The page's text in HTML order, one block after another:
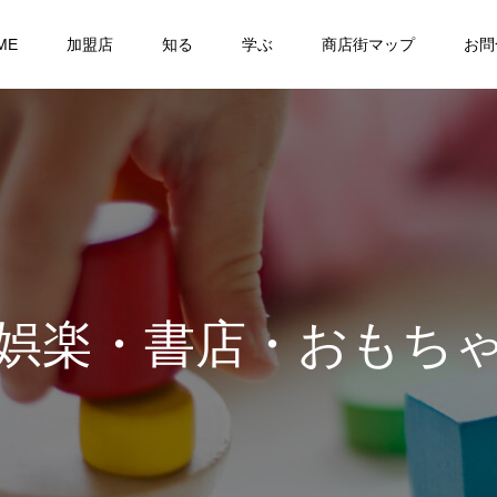
加盟店 知る 学ぶ 商店街マップ お
楽・書店・おもち